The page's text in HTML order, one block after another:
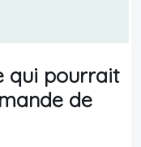
qui pourrait
de